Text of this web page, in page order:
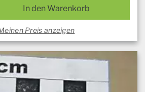
In den Warenkorb
Preis anzeigen